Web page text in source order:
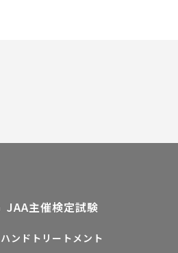
JAA主催検定試験
ハンドトリートメント